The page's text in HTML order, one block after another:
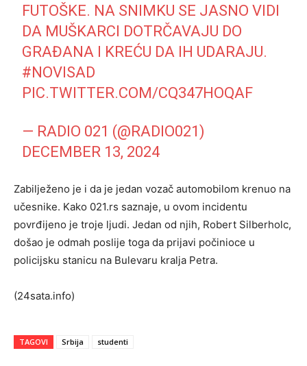
FUTOŠKE. NA SNIMKU SE JASNO VIDI
DA MUŠKARCI DOTRČAVAJU DO
GRAĐANA I KREĆU DA IH UDARAJU.
#NOVISAD
PIC.TWITTER.COM/CQ347HOQAF
— RADIO 021 (@RADIO021)
DECEMBER 13, 2024
Zabilježeno je i da je jedan vozač automobilom krenuo na
učesnike. Kako 021.rs saznaje, u ovom incidentu
povrđijeno je troje ljudi. Jedan od njih, Robert Silberholc,
došao je odmah poslije toga da prijavi počinioce u
policijsku stanicu na Bulevaru kralja Petra.
(24sata.info)
TAGOVI Srbija studenti